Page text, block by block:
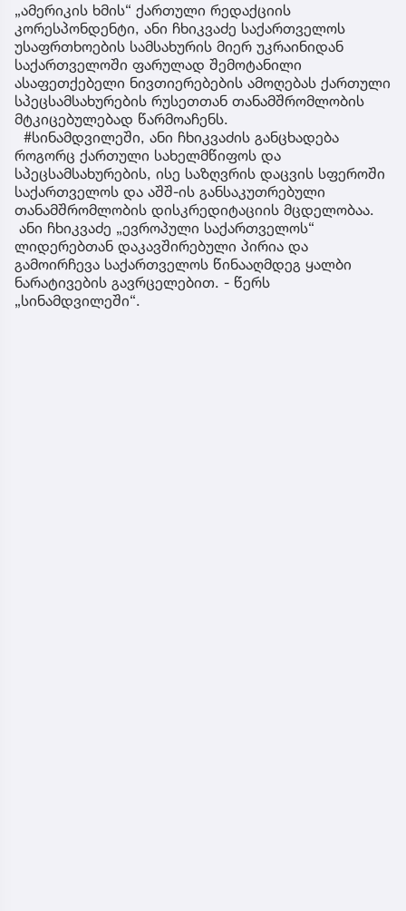
„ამერიკის ხმის“ ქართული რედაქციის
კორესპონდენტი, ანი ჩხიკვაძე საქართველოს
უსაფრთხოების სამსახურის მიერ უკრაინიდან
საქართველოში ფარულად შემოტანილი
ასაფეთქებელი ნივთიერებების ამოღებას ქართული
სპეცსამსახურების რუსეთთან თანამშრომლობის
მტკიცებულებად წარმოაჩენს.
#სინამდვილეში, ანი ჩხიკვაძის განცხადება
როგორც ქართული სახელმწიფოს და
სპეცსამსახურების, ისე საზღვრის დაცვის სფეროში
საქართველოს და აშშ-ის განსაკუთრებული
თანამშრომლობის დისკრედიტაციის მცდელობაა.
ანი ჩხიკვაძე „ევროპული საქართველოს“
ლიდერებთან დაკავშირებული პირია და
გამოირჩევა საქართველოს წინააღმდეგ ყალბი
ნარატივების გავრცელებით. - წერს
„სინამდვილეში“.